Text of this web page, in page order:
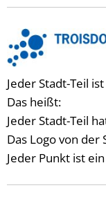
Jeder Stadt-Teil
Das heißt:
Jeder Stadt-Teil
Das Logo von der
Jeder Punkt ist